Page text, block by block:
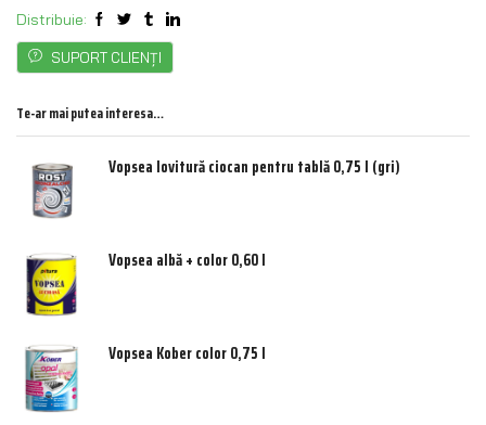
Distribuie:
SUPORT CLIENȚI
Te-ar mai putea interesa…
Vopsea lovitură ciocan pentru tablă 0,75 l (gri)
Vopsea albă + color 0,60 l
Vopsea Kober color 0,75 l